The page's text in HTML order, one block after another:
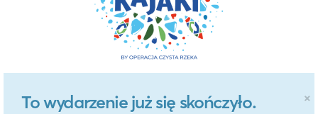
×
To wydarzenie już się skończyło.